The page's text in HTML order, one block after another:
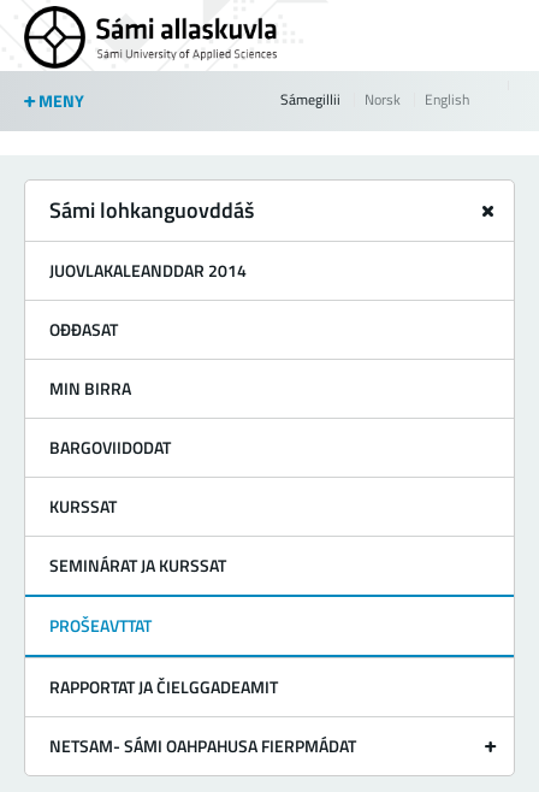
Jump to navigation
MENY Sámegillii Norsk English
Sámi lohkanguovddáš
JUOVLAKALEANDDAR 2014
OĐĐASAT
MIN BIRRA
BARGOVIIDODAT
KURSSAT
SEMINÁRAT JA KURSSAT
PROŠEAVTTAT
RAPPORTAT JA ČIELGGADEAMIT
NETSAM- SÁMI OAHPAHUSA FIERPMÁDAT